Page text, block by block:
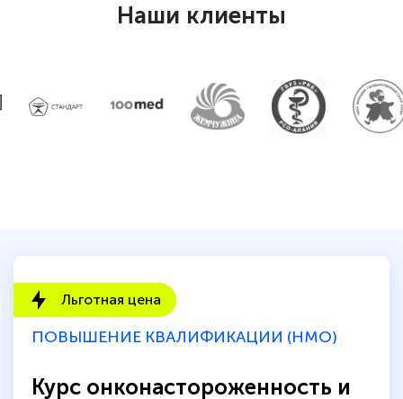
Наши клиенты
Льготная цена
ПОВЫШЕНИЕ КВАЛИФИКАЦИИ (НМО)
Курс онконастороженность и